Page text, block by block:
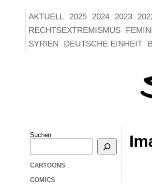
AKTUELL 2025 2024 2023
RECHTSEXTREMISMUS
SYRIEN
DEUTSCHE EINHEIT
Suchen
CARTOONS
COMICS